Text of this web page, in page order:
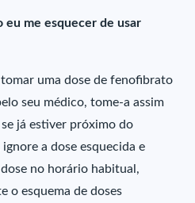
eu me esquecer de usar
tomar uma dose de fenofibrato
seu médico, tome-a assim
já estiver próximo do
a dose esquecida e
no horário habitual,
o esquema de doses